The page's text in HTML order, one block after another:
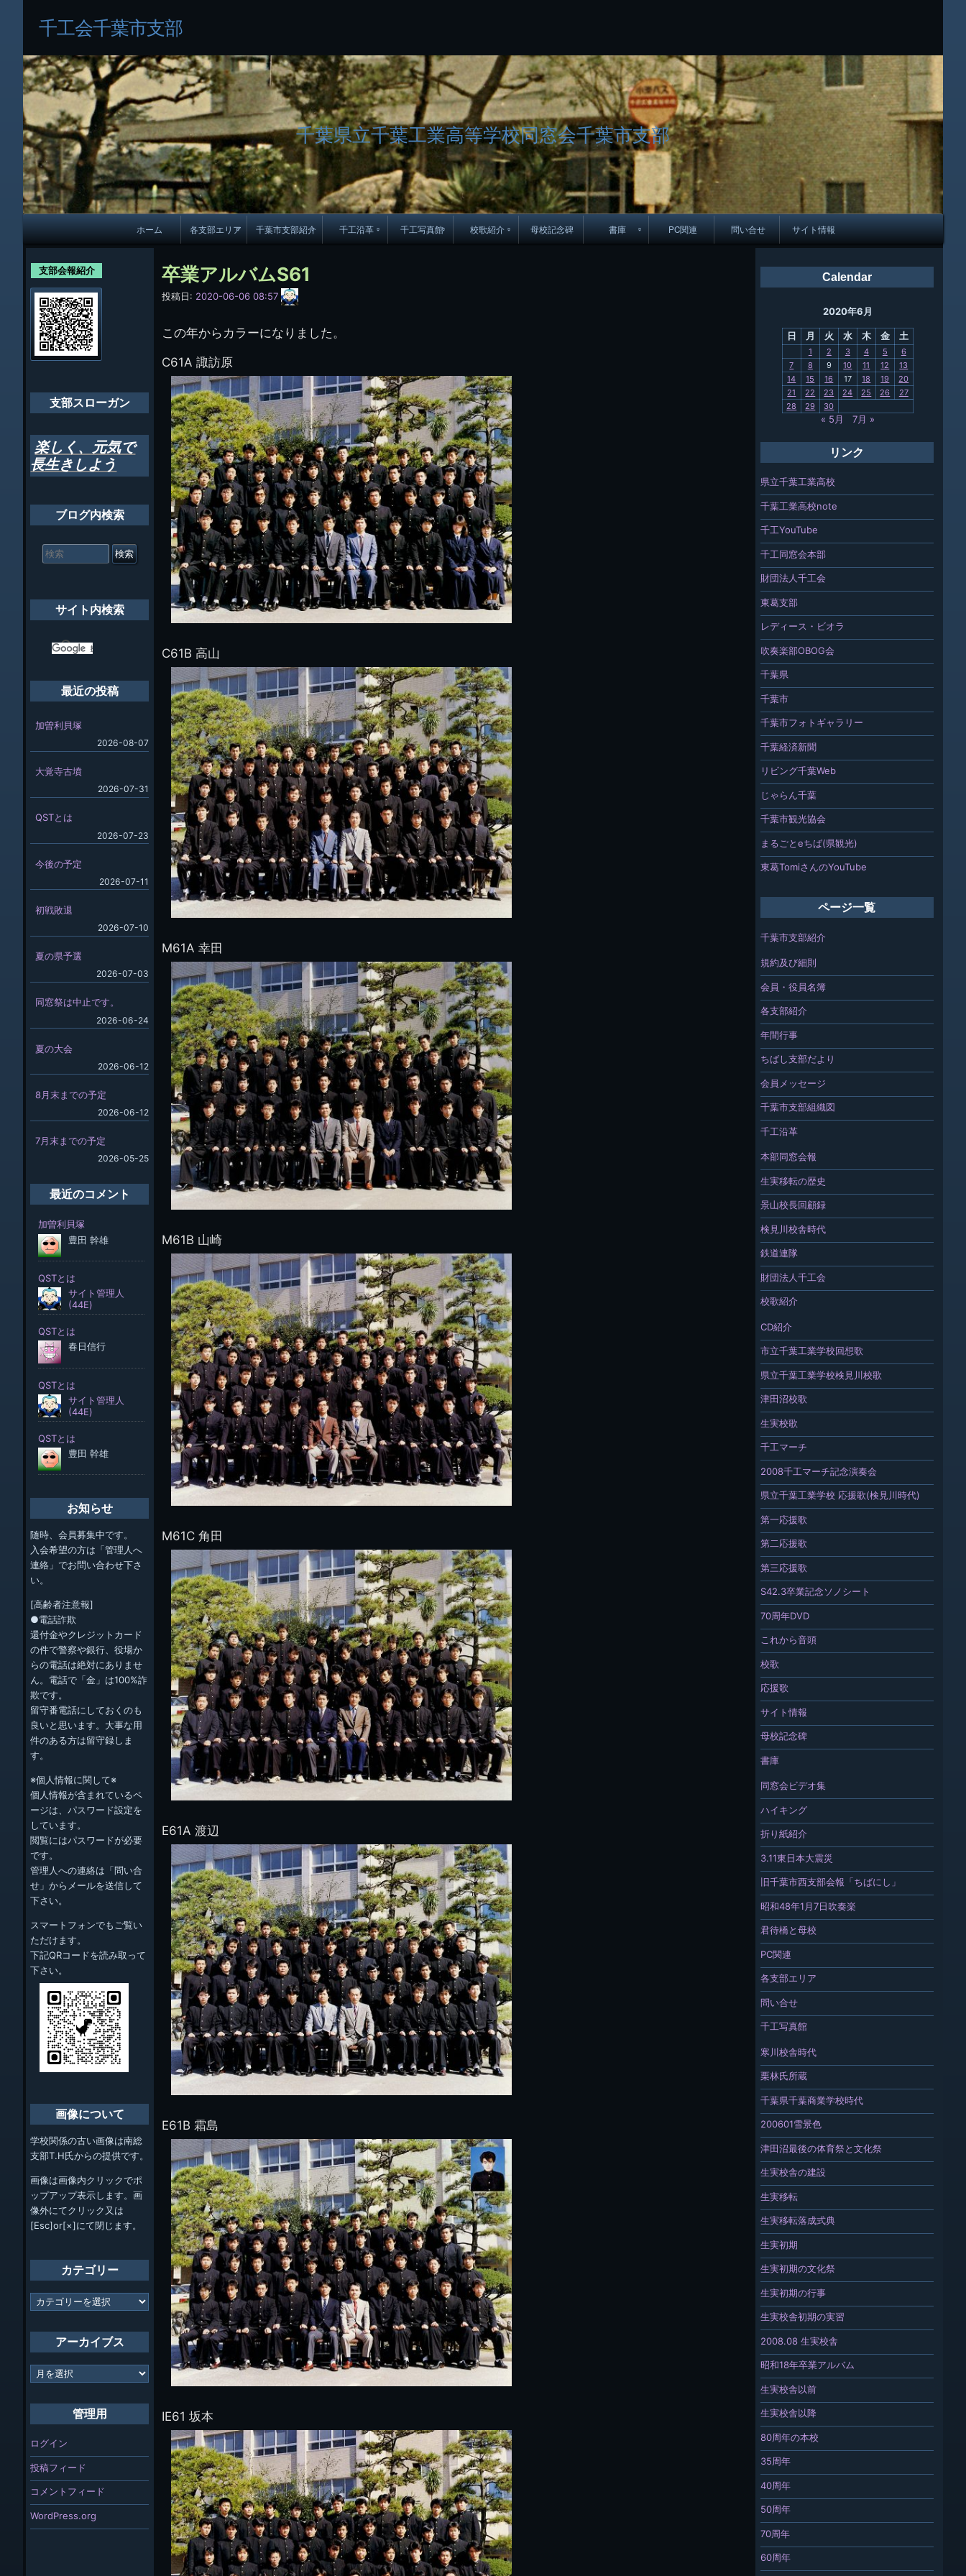
ツ
へ
ス
キ
ッ
プ
千工会千葉市支部
千葉県立千葉工業高等学校同窓会千葉市支部
メ
イ
ン
ナ
ビ
ゲ
ー
ョ
ン
ホーム 各支部エリア 千葉市支部紹介
会員・役員名簿
会員メッセージ
千工沿革
鉄道連隊
千工写真館
80周年の本校
昭和18年卒業アル
栗林氏所蔵
津田沼最後の体育祭
生実移転落成式典
生実初期の行事
生実初期の文化祭
生実校舎初期の実習
200601雪景色
2008.08 生実校舎
校歌紹介 母校記念碑 書庫 PC関連 問い合せ サイト情報
卒業アルバムS61
投稿日: 2020-06-06 08:57
サ
イ
管
理
この年からカラーになりました。
C61A 諏訪原
C61B 高山
M61A 幸田
M61B 山崎
M61C 角田
E61A 渡辺
E61B 霜島
IE61 坂本
Calendar
2020年6月
日 月 火 水 木 金 土
1 2 3 4 5
6
7
8 9 10 11 12
13
14
15 16 17 18 19
20
21
22 23 24 25 26
27
28
29 30
« 5月 7月 »
リンク
県立千葉工業高校
千葉工業高校note
千工YouTube
千工同窓会本部
財団法人千工会
東葛支部
レディース・ビオラ
吹奏楽部OBOG会
千葉県
千葉市
千葉市フォトギャラリー
千葉経済新聞
リビング千葉Web
じゃらん千葉
千葉市観光協会
まるごとeちば(県観光)
東葛TomiさんのYouTube
ページ一覧
千葉市支部紹介
規約及び細則
会員・役員名簿
各支部紹介
年間行事
ちばし支部だより
会員メッセージ
千葉市支部組織図
千工沿革
本部同窓会報
生実移転の歴史
景山校長回顧録
検見川校舎時代
鉄道連隊
財団法人千工会
校歌紹介
CD紹介
市立千葉工業学校回想歌
県立千葉工業学校検見川校歌
津田沼校歌
生実校歌
千工マーチ
2008千工マーチ記念演奏会
県立千葉工業学校 応援歌(検見川時代)
第一応援歌
第二応援歌
第三応援歌
S42.3卒業記念ソノシート
70周年DVD
これから音頭
校歌
応援歌
サイト情報
母校記念碑
書庫
同窓会ビデオ集
ハイキング
折り紙紹介
3.11東日本大震災
旧千葉市西支部会報「ちばにし」
昭和48年1月7日吹奏楽
君待橋と母校
PC関連
各支部エリア
問い合せ
千工写真館
寒川校舎時代
栗林氏所蔵
千葉県千葉商業学校時代
200601雪景色
津田沼最後の体育祭と文化祭
生実校舎の建設
生実移転
生実移転落成式典
生実初期
生実初期の文化祭
生実初期の行事
生実校舎初期の実習
2008.08 生実校舎
昭和18年卒業アルバム
生実校舎以前
生実校舎以降
80周年の本校
35周年
40周年
50周年
70周年
60周年
支部会報紹介
支部スローガン
楽しく、元気で
長生きしよう
ブログ内検索
索
サイト内検索
最近の投稿
加曽利貝塚
2026-08-07
大覚寺古墳
2026-07-31
QSTとは
2026-07-23
今後の予定
2026-07-11
初戦敗退
2026-07-10
夏の県予選
2026-07-03
同窓祭は中止です。
2026-06-24
夏の大会
2026-06-12
8月末までの予定
2026-06-12
7月末までの予定
2026-05-25
最近のコメント
お知らせ
随時、会員募集中です。
入会希望の方は「管理人へ
連絡」でお問い合わせ下さ
い。
[高齢者注意報]
●電話詐欺
還付金やクレジットカード
の件で警察や銀行、役場か
らの電話は絶対にありませ
ん。電話で「金」は100%詐
欺です。
留守番電話にしておくのも
良いと思います。大事な用
件のある方は留守録しま
す。
※個人情報に関して※
個人情報が含まれているペ
ージは、パスワード設定を
しています。
閲覧にはパスワードが必要
です。
管理人への連絡は「問い合
せ」からメールを送信して
下さい。
スマートフォンでもご覧い
ただけます。
下記QRコードを読み取って
下さい。
画像について
学校関係の古い画像は南総
支部T.H氏からの提供です。
画像は画像内クリックでポ
ップアップ表示します。画
像外にてクリック又は
[Esc]or[×]にて閉じます。
カテゴリー
カ
テ
アーカイブス
ア
ー
管理用
ログイン
投稿フィード
コメントフィード
WordPress.org